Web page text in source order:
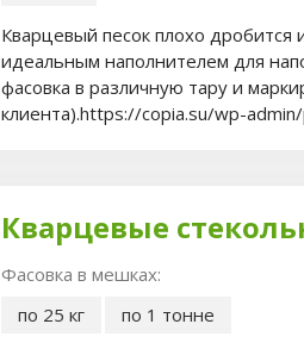
Кварцевый песок плохо дробится
идеальным наполнителем для
фасовка в различную тару и
клиента).https://copia.su/wp-
Кварцевые
Фасовка в мешках:
по 25 кг
по 1 тонне